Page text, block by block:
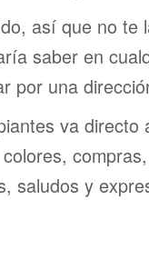
así que no te
saber en
por una
va directo
saludos y